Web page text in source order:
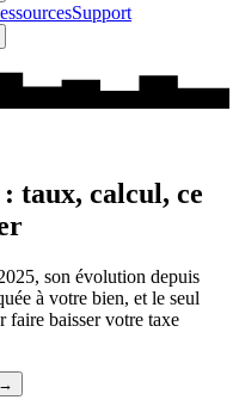
Support
: taux, calcul, ce
son évolution depuis
à votre bien, et le seul
faire baisser votre taxe
→